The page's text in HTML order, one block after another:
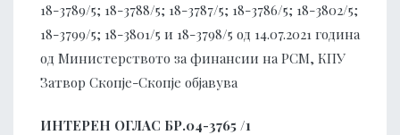
18-3789/5; 18-3788/5; 18-3787/5; 18-3786/5; 18-3802/5;
18-3799/5; 18-3801/5 и 18-3798/5 од 14.07.2021 година
од Министерството за финансии на РСМ, КПУ
Затвор Скопје-Скопје објавува
ИНТЕРЕН ОГЛАС БР.04-3765 /1